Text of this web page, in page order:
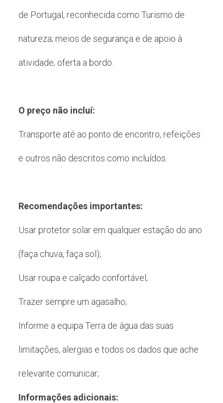
de Portugal, reconhecida como Turismo de
natureza; meios de segurança e de apoio à
atividade; oferta a bordo.
O preço não incluí:
Transporte até ao ponto de encontro, refeições
e outros não descritos como incluídos.
Recomendações importantes:
Usar protetor solar em qualquer estação do ano
(faça chuva, faça sol);
Usar roupa e calçado confortável;
Trazer sempre um agasalho;
Informe a equipa Terra de água das suas
limitações, alergias e todos os dados que ache
relevante comunicar;
Informações adicionais: